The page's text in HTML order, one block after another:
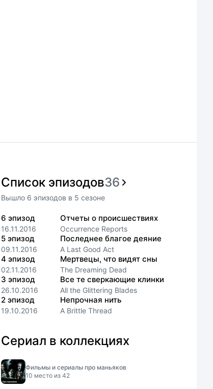
Список эпизодов36
Вышло 6 эпизодов в 5 сезоне
6 эпизод
16.11.2016
Отчеты о происшествиях
Occurrence Reports
5 эпизод
09.11.2016
Последнее благое деяние
A Last Good Act
4 эпизод
02.11.2016
Мертвецы, что видят сны
The Dreaming Dead
3 эпизод
26.10.2016
Все те сверкающие клинки
All the Glittering Blades
2 эпизод
19.10.2016
Непрочная нить
A Brittle Thread
Сериал в коллекциях
Фильмы и сериалы про маньяков
10 место из 42